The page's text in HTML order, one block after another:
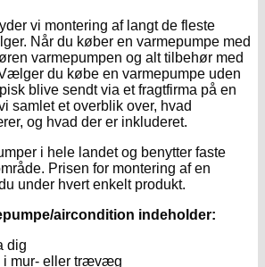
vi montering af langt de fleste
Når du køber en varmepumpe med
varmepumpen og alt tilbehør med
du købe en varmepumpe uden
blive sendt via et fragtfirma på en
samlet et overblik over, hvad
og hvad der er inkluderet.
i hele landet og benytter faste
Prisen for montering af en
under hvert enkelt produkt.
aircondition indeholder:
dig
i mur- eller trævæg